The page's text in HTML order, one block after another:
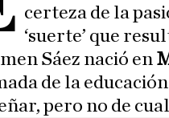
certeza de la
‘suerte’ que
Sáez nació en
de la
pero no de